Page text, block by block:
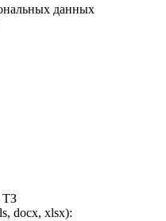
данных
ТЗ
docx, xlsx):